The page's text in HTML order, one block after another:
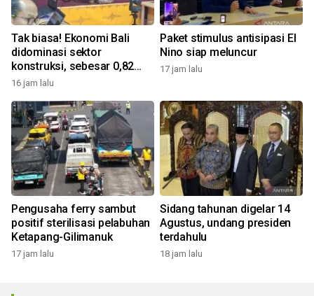
Tak biasa! Ekonomi Bali
didominasi sektor
konstruksi, sebesar 0,82
persen
16 jam lalu
Paket stimulus antisipasi El
Nino siap meluncur
17 jam lalu
Pengusaha ferry sambut
positif sterilisasi pelabuhan
Ketapang-Gilimanuk
17 jam lalu
Sidang tahunan digelar 14
Agustus, undang presiden
terdahulu
18 jam lalu